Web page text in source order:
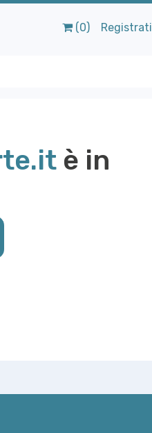
(0) Registrati
è in